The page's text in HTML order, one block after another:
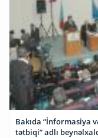
Bakıda “İnformasiya
tətbiqi” adlı